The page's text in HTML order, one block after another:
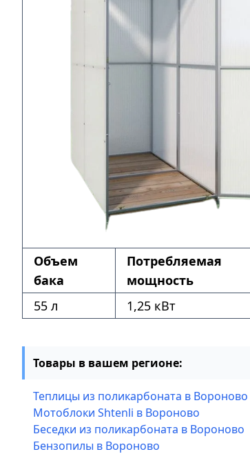
Объем
бака
Потребляемая
мощность
55 л 1,25 кВт
Товары в вашем регионе:
Теплицы из поликарбоната в Вороново
Мотоблоки Shtenli в Вороново
Беседки из поликарбоната в Вороново
Бензопилы в Вороново